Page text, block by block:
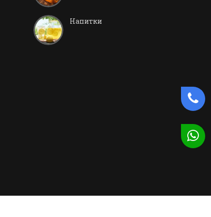
Напитки